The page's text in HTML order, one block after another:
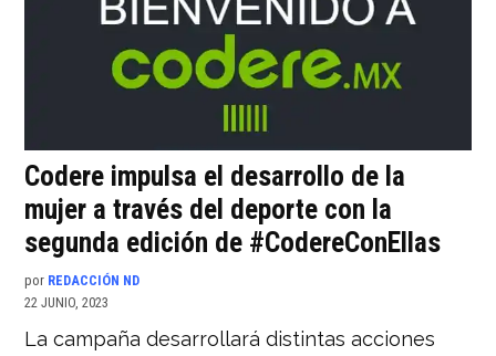
Codere impulsa el desarrollo de la
mujer a través del deporte con la
segunda edición de #CodereConEllas
por REDACCIÓN ND
22 JUNIO, 2023
La campaña desarrollará distintas acciones